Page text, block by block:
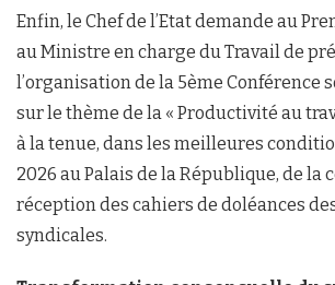
Enfin, le Chef de l’Etat demande au
au Ministre en charge du Travail de
l’organisation de la 5ème Conférence
sur le thème de la « Productivité au
à la tenue, dans les meilleures
2026 au Palais de la République, de la
réception des cahiers de doléances
syndicales.